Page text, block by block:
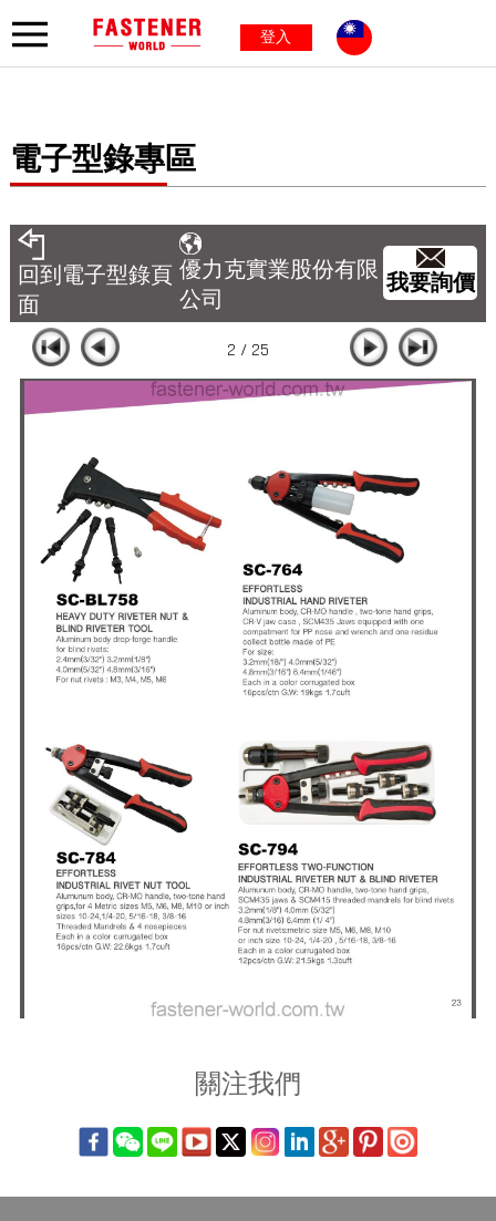
登入
電子型錄專區
回到電子型錄頁
面
優力克實業股份有限
公司
我要詢價
2 / 25
關注我們